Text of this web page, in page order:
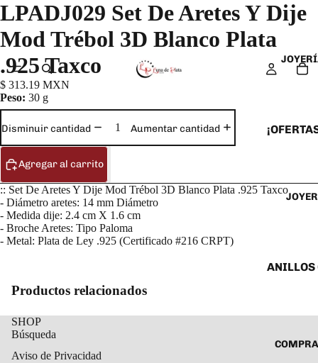
SET DE
ANILLOS
ARETES
LPADJ029 Set De Aretes Y Dije
Mod Trébol 3D Blanco Plata
.925 Taxco
$ 313.19 MXN
Peso: 30 g
Disminuir cantidad Aumentar cantidad
Agregar al carrito
:: Set De Aretes Y Dije Mod Trébol 3D Blanco Plata .925 Taxco
- Diámetro aretes: 14 mm Diámetro
- Medida dije: 2.4 cm X 1.6 cm
- Broche Aretes: Tipo Paloma
- Metal: Plata de Ley .925 (Certificado #216 CRPT)
Productos relacionados
SHOP
Búsqueda
Aviso de Privacidad